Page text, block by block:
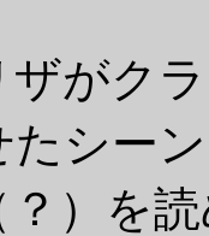
がク
たシー
）を